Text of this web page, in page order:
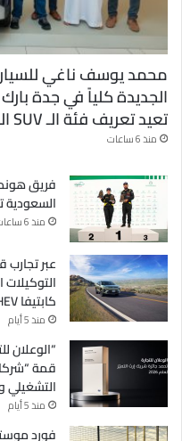
الجديدة كلياً في جدة
تعيد تعريف فئة الـ SUV المدمجة
منذ 6 ساعات
السعودية
منذ 6 ساعات
عبر
كابتيفا PHEV
منذ 5 أيام
“الوعلان
التشغيلي
منذ 5 أيام